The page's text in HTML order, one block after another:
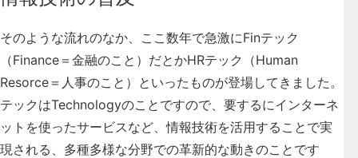
そのような流れのなか、ここ数年で急激にFinテック
（Finance＝金融のこと）だとかHRテック（Human
Resorce＝人事のこと）といったものが登場してきました。
テックはTechnologyのことですので、要するにインターネ
ットを使ったサービスなど、情報技術を活用することで実
現される、多種多様な分野での革新的な動きのことです